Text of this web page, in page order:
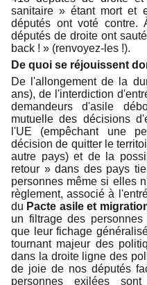
sanitaire » étant mort et
députés ont voté contre.
députés de droite ont
back ! » (renvoyez-les !).
De quoi se réjouissent
De l'allongement de la
ans), de l'interdiction
demandeurs d'asile
mutuelle des décisions
l'UE (empêchant une
décision de quitter le
autre pays) et de la
retour » dans des pays
personnes même si elles
règlement, associé à
du Pacte asile et
un filtrage des
que leur fichage
tournant majeur des
dans la droite ligne des
de joie de nos députés
personnes exilées